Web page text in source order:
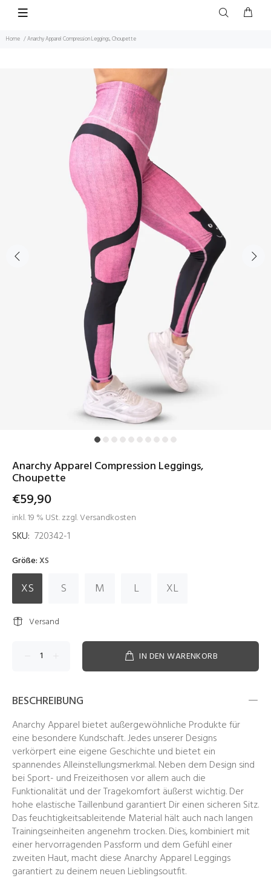
Home Anarchy Apparel Compression Leggings, Choupette
Anarchy Apparel Compression Leggings,
Choupette
€59,90
inkl. 19 % USt. zzgl. Versandkosten
SKU: 720342-1
Größe:XS
XS S M L XL
Versand
IN DEN WARENKORB
BESCHREIBUNG
Anarchy Apparel bietet außergewöhnliche Produkte für
eine besondere Kundschaft. Jedes unserer Designs
verkörpert eine eigene Geschichte und bietet ein
spannendes Alleinstellungsmerkmal. Neben dem Design sind
bei Sport- und Freizeithosen vor allem auch die
Funktionalität und der Tragekomfort äußerst wichtig. Der
hohe elastische Taillenbund garantiert Dir einen sicheren Sitz.
Das feuchtigkeitsableitende Material hält auch nach langen
Trainingseinheiten angenehm trocken. Dies, kombiniert mit
einer hervorragenden Passform und dem Gefühl einer
zweiten Haut, macht diese Anarchy Apparel Leggings
garantiert zu deinem neuen Lieblingsoutfit.